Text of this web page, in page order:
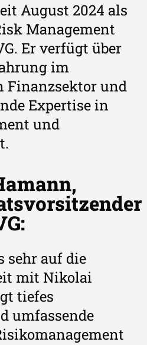
August 2024 als
Management
Er verfügt über
im
Finanzsektor und
Expertise in
und
sehr auf die
mit Nikolai
tiefes
umfassende